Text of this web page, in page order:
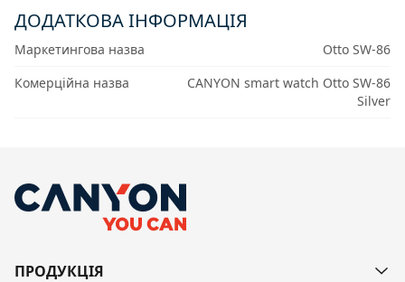
ДОДАТКОВА ІНФОРМАЦІЯ
Маркетингова назва
Otto SW-86
Комерційна назва
CANYON smart watch Otto SW-86
Silver
ПРОДУКЦІЯ